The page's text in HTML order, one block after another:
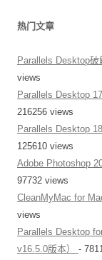
热门文章
Parallels Desktop
views
Parallels Desktop
216256 views
Parallels Desktop
125610 views
Adobe Photoshop
97732 views
CleanMyMac for
views
Parallels Desktop
v16.5.0版本） -